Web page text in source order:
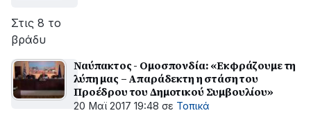
Στις 8 το
βράδυ
Ναύπακτος - Ομοσπονδία: «Εκφράζουμε τη
λύπη μας – Απαράδεκτη η στάση του
Προέδρου του Δημοτικού Συμβουλίου»
20 Μαϊ 2017 19:48 σε Τοπικά